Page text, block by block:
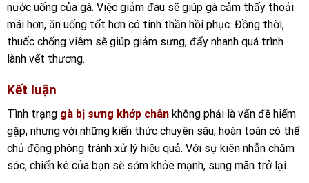
nước uống của gà. Việc giảm đau sẽ giúp gà cảm thấy thoải
mái hơn, ăn uống tốt hơn có tinh thần hồi phục. Đồng thời,
thuốc chống viêm sẽ giúp giảm sưng, đẩy nhanh quá trình
lành vết thương.
Kết luận
Tình trạng gà bị sưng khớp chân không phải là vấn đề hiếm
gặp, nhưng với những kiến thức chuyên sâu, hoàn toàn có thể
chủ động phòng tránh xử lý hiệu quả. Với sự kiên nhẫn chăm
sóc, chiến kê của bạn sẽ sớm khỏe mạnh, sung mãn trở lại.